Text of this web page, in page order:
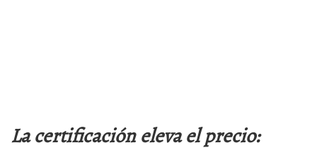
La certificación eleva el precio: